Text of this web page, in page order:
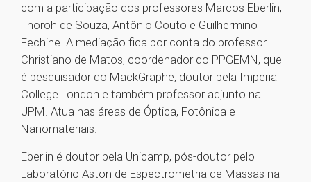
com a participação dos professores Marcos Eberlin,
Thoroh de Souza, Antônio Couto e Guilhermino
Fechine. A mediação fica por conta do professor
Christiano de Matos, coordenador do PPGEMN, que
é pesquisador do MackGraphe, doutor pela Imperial
College London e também professor adjunto na
UPM. Atua nas áreas de Óptica, Fotônica e
Nanomateriais.
Eberlin é doutor pela Unicamp, pós-doutor pelo
Laboratório Aston de Espectrometria de Massas na